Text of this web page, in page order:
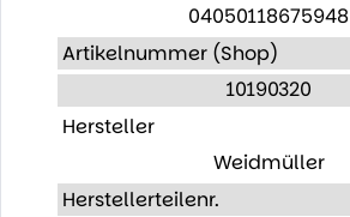
04050118675948
Artikelnummer (Shop)
10190320
Hersteller
Weidmüller
Herstellerteilenr.